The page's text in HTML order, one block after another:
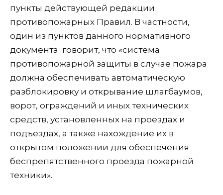
пункты действующей редакции
противопожарных Правил. В частности,
один из пунктов данного нормативного
документа говорит, что «система
противопожарной защиты в случае пожара
должна обеспечивать автоматическую
разблокировку и открывание шлагбаумов,
ворот, ограждений и иных технических
средств, установленных на проездах и
подъездах, а также нахождение их в
открытом положении для обеспечения
беспрепятственного проезда пожарной
техники».